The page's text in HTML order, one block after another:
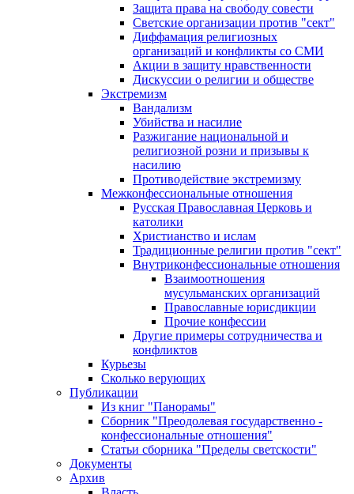
Защита права на свободу совести
Светские организации против "сект"
Диффамация религиозных
организаций и конфликты со СМИ
Акции в защиту нравственности
Дискуссии о религии и обществе
Экстремизм
Вандализм
Убийства и насилие
Разжигание национальной и
религиозной розни и призывы к
насилию
Противодействие экстремизму
Межконфессиональные отношения
Русская Православная Церковь и
католики
Христианство и ислам
Традиционные религии против "сект"
Внутриконфессиональные отношения
Взаимоотношения
мусульманских организаций
Православные юрисдикции
Прочие конфессии
Другие примеры сотрудничества и
конфликтов
Курьезы
Сколько верующих
Публикации
Из книг "Панорамы"
Сборник "Преодолевая государственно -
конфессиональные отношения"
Статьи сборника "Пределы светскости"
Документы
Архив